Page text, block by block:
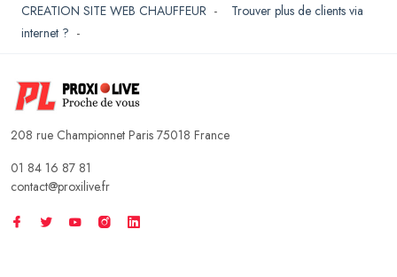
CREATION SITE WEB CHAUFFEUR - Trouver plus de clients via
internet ? -
208 rue Championnet Paris 75018 France
01 84 16 87 81
contact@proxilive.fr